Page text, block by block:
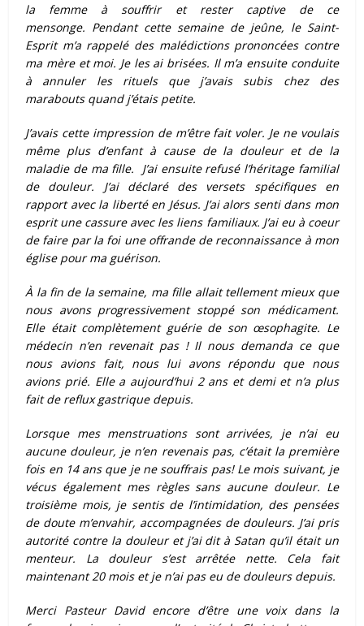
la femme à souffrir et rester captive de ce
mensonge. Pendant cette semaine de jeûne, le Saint-
Esprit m’a rappelé des malédictions prononcées contre
ma mère et moi. Je les ai brisées. Il m’a ensuite conduite
à annuler les rituels que j’avais subis chez des
marabouts quand j’étais petite.
J’avais cette impression de m’être fait voler. Je ne voulais
même plus d’enfant à cause de la douleur et de la
maladie de ma fille. J’ai ensuite refusé l’héritage familial
de douleur. J’ai déclaré des versets spécifiques en
rapport avec la liberté en Jésus. J’ai alors senti dans mon
esprit une cassure avec les liens familiaux. J’ai eu à coeur
de faire par la foi une offrande de reconnaissance à mon
église pour ma guérison.
À la fin de la semaine, ma fille allait tellement mieux que
nous avons progressivement stoppé son médicament.
Elle était complètement guérie de son œsophagite. Le
médecin n’en revenait pas ! Il nous demanda ce que
nous avions fait, nous lui avons répondu que nous
avions prié. Elle a aujourd’hui 2 ans et demi et n’a plus
fait de reflux gastrique depuis.
Lorsque mes menstruations sont arrivées, je n’ai eu
aucune douleur, je n’en revenais pas, c’était la première
fois en 14 ans que je ne souffrais pas! Le mois suivant, je
vécus également mes règles sans aucune douleur. Le
troisième mois, je sentis de l’intimidation, des pensées
de doute m’envahir, accompagnées de douleurs. J’ai pris
autorité contre la douleur et j’ai dit à Satan qu’il était un
menteur. La douleur s’est arrêtée nette. Cela fait
maintenant 20 mois et je n’ai pas eu de douleurs depuis.
Merci Pasteur David encore d’être une voix dans la